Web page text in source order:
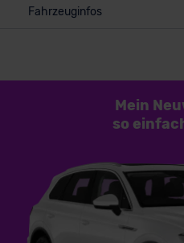
Fahrzeuginfos
Mein
so